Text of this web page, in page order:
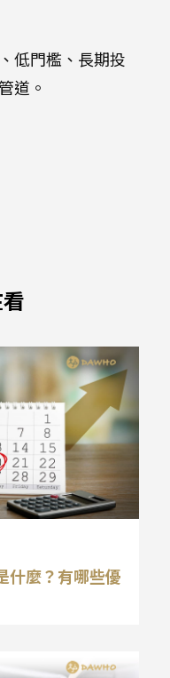
低門檻、長期投
道。
什麼？有哪些優